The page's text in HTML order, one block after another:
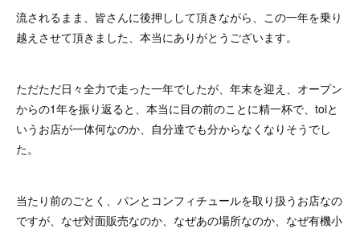
流されるまま、皆さんに後押しして頂きながら、この一年を乗り
越えさせて頂きました、本当にありがとうございます。
ただただ日々全力で走った一年でしたが、年末を迎え、オープン
からの1年を振り返ると、本当に目の前のことに精一杯で、toiと
いうお店が一体何なのか、自分達でも分からなくなりそうでし
た。
当たり前のごとく、パンとコンフィチュールを取り扱うお店なの
ですが、なぜ対面販売なのか、なぜあの場所なのか、なぜ有機小